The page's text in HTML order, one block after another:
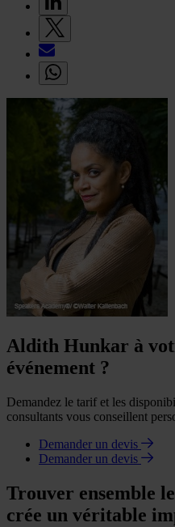
Aldith Hunkar à
événement ?
Demandez le tarif et les
consultants vous conseillent
Demander un devis
Demander un devis
Trouver ensemble
crée un véritable